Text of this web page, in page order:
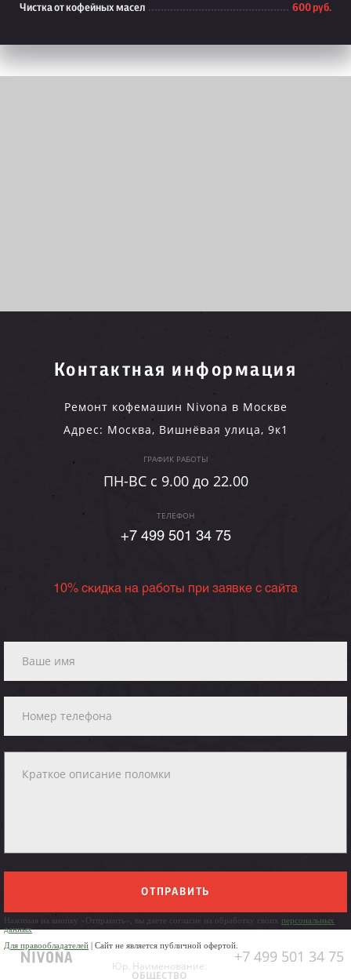
Чистка от кофейных масел 600 руб.
Контактная информация
Ремонт кофемашин Nivona в Москве
Адрес: Москва, Вишнёвая улица, 9к1
ГРАФИК РАБОТЫ
ПН-ВC c 9.00 до 22.00
ТЕЛЕФОН
+7 499 501 34 75
10% скидка на работы при заявке с сайта
ОТПРАВИТЬ
Нажимая на кнопку «Отправить», вы даете согласие на обработку своих персональных
данных
Для правообладателей | Сайт не является публичной офертой.
+7 499 501 34 75
Юр. Наименование:
ОБЩЕСТВО